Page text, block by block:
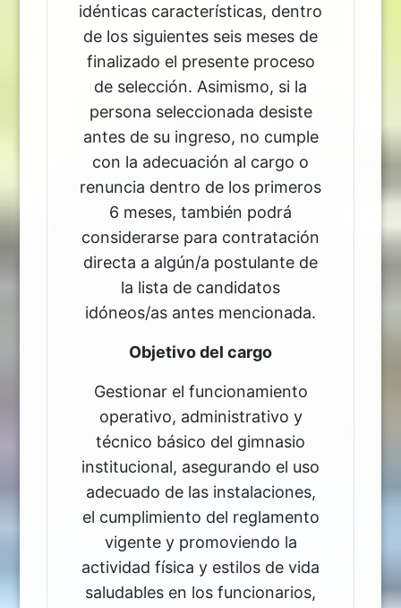
idénticas características, dentro
de los siguientes seis meses de
finalizado el presente proceso
de selección. Asimismo, si la
persona seleccionada desiste
antes de su ingreso, no cumple
con la adecuación al cargo o
renuncia dentro de los primeros
6 meses, también podrá
considerarse para contratación
directa a algún/a postulante de
la lista de candidatos
idóneos/as antes mencionada.
Objetivo del cargo
Gestionar el funcionamiento
operativo, administrativo y
técnico básico del gimnasio
institucional, asegurando el uso
adecuado de las instalaciones,
el cumplimiento del reglamento
vigente y promoviendo la
actividad física y estilos de vida
saludables en los funcionarios,